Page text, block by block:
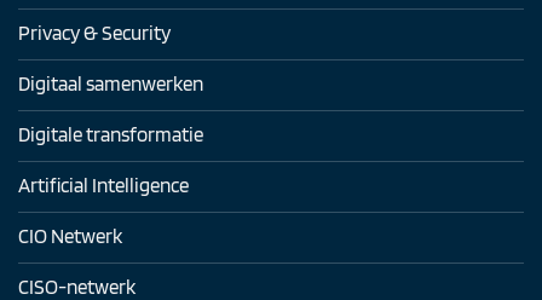
Privacy & Security
Digitaal samenwerken
Digitale transformatie
Artificial Intelligence
CIO Netwerk
CISO-netwerk